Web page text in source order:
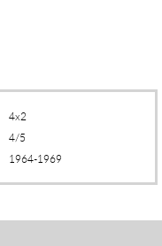
4x2
4/5
1964-1969